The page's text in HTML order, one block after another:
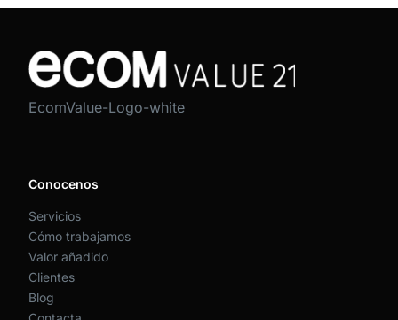
EcomValue-Logo-white
Conocenos
Servicios
Cómo trabajamos
Valor añadido
Clientes
Blog